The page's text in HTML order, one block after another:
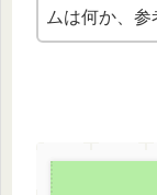
ムは何か、参